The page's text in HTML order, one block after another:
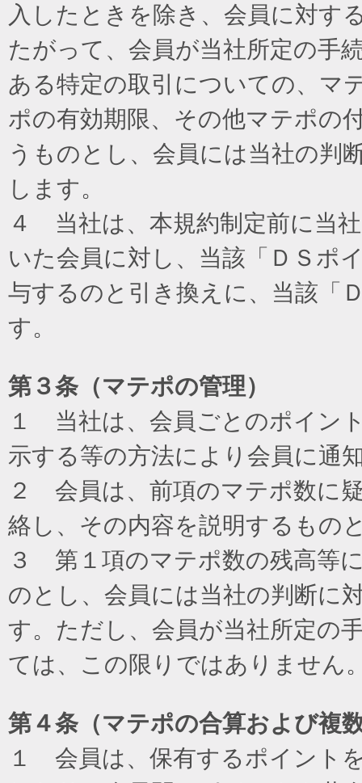
入したときを除き、会員に対す
たがって、会員が当社所定の手
ある特定の取引についての、マ
ポの有効期限、その他マテポの
うものとし、会員には当社の判
します。
４ 当社は、本規約制定前に当
いた会員に対し、当該「ＤＳポ
与するのと引き換えに、当該「
す。
第３条（マテポの管理）
１ 当社は、会員ごとのポイン
示する等の方法により会員に通
２ 会員は、前項のマテポ数に
絡し、その内容を説明するもの
３ 第１項のマテポ数の残高等
のとし、会員には当社の判断に
す。ただし、会員が当社所定の
ては、この限りではありません
第４条（マテポの合算および複
１ 会員は、保有するポイント